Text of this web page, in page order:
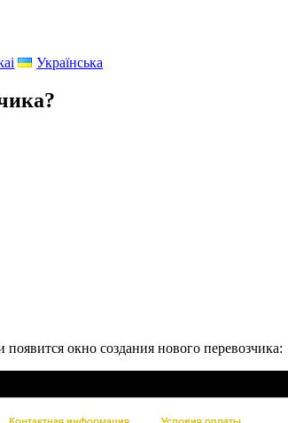
Українська
появится окно создания нового перевозчика: